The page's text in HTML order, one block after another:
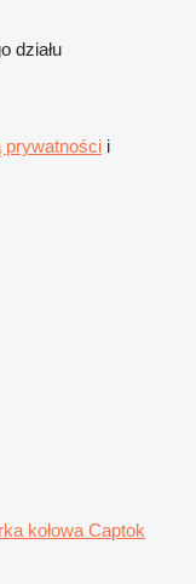
działu
prywatności i
kołowa Captok